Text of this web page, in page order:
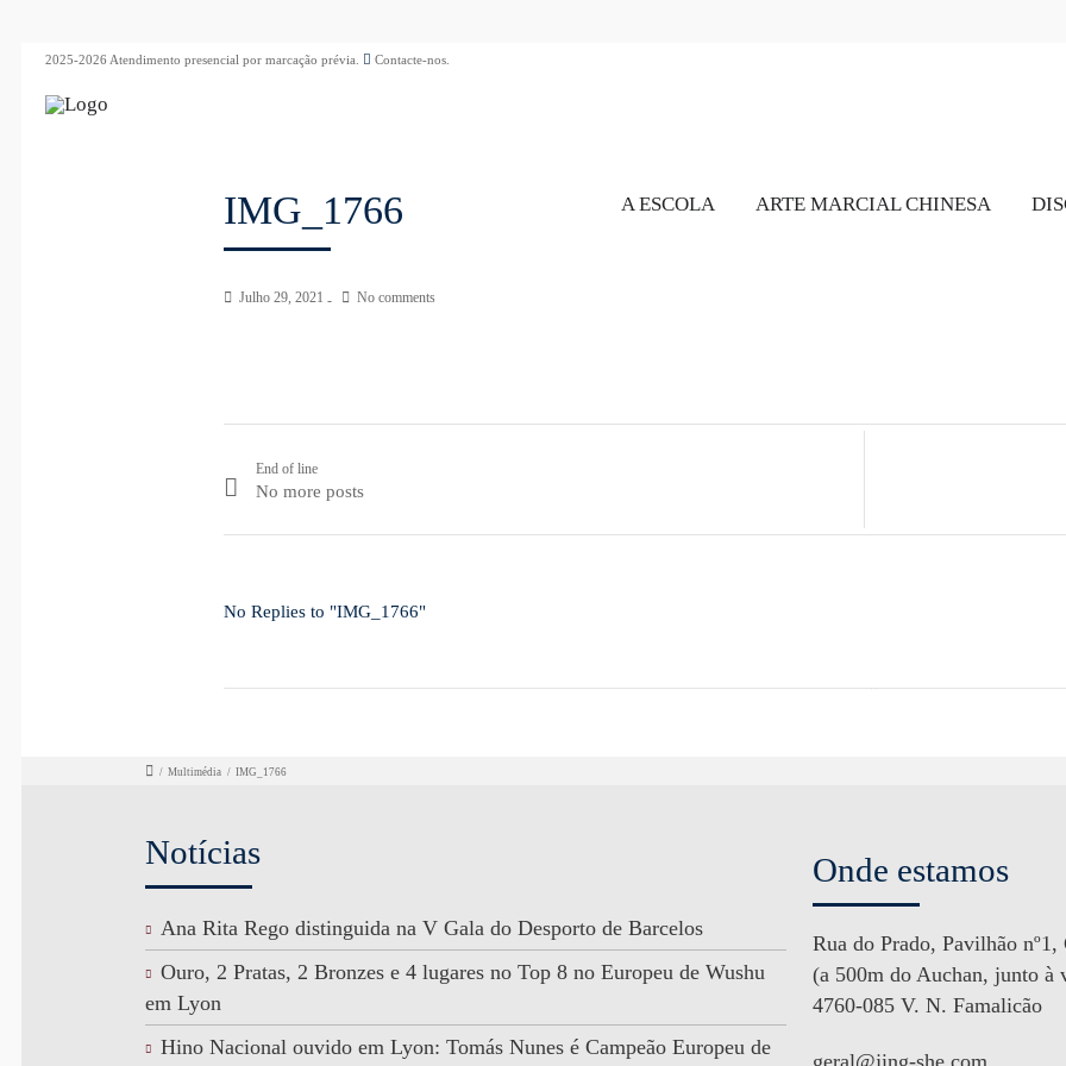
2025-2026 Atendimento presencial por marcação prévia. Contacte-nos.
A ESCOLA ARTE MARCIAL CHINESA
IMG_1766
Julho 29, 2021 No comments
End of line
No more posts
No Replies to "IMG_1766"
/ Multimédia / IMG_1766
Notícias
Ana Rita Rego distinguida na V Gala do Desporto de Barcelos
Ouro, 2 Pratas, 2 Bronzes e 4 lugares no Top 8 no Europeu de Wushu
em Lyon
Hino Nacional ouvido em Lyon: Tomás Nunes é Campeão Europeu de
Onde estamos
Rua do Prado, Pavilhão nº1,
(a 500m do Auchan, junto à
4760-085 V. N. Famalicão